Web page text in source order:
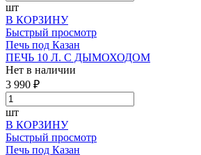
шт
В КОРЗИНУ
Быстрый просмотр
Печь под Казан
ПЕЧЬ 10 Л. С ДЫМОХОДОМ
Нет в наличии
3 990 ₽
шт
В КОРЗИНУ
Быстрый просмотр
Печь под Казан